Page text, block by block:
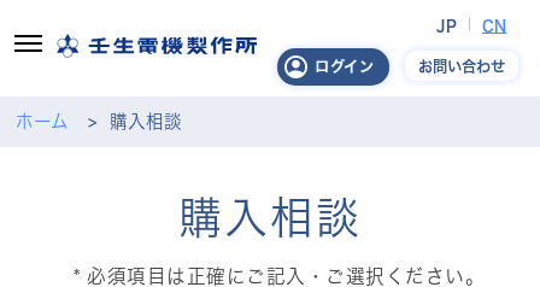
ログイン
JP CN
お問い合わせ
ホーム 購入相談
購入相談
必須項目は正確にご記入・ご選択ください。